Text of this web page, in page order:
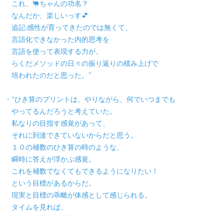
これ、🐫ちゃんの功名？
なんだか、楽しいっす💕
追記:感性が育ってきたのでは無くて、
言語化できなかった内的思考を
言語を使って表現する力が、
らくだメソッドの日々の振り返りの積み上げで
培われたのだと思った。”
・“ひき算のプリントは、やりながら、何でいつまでも
やってるんだろうと考えていた。
私なりの目指す感覚があって、
それに到達できていないからだと思う。
１０の補数のひき算の時のような、
瞬時に答えが浮かぶ感覚。
これを補数でなくてもできるようになりたい！
という目標があるからだ。
現実と目標の乖離が体感として感じられる。
タイムを見れば、